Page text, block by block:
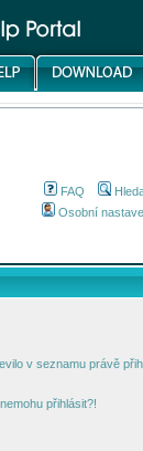
FAQ
Osobní
v seznamu právě
přihlásit?!